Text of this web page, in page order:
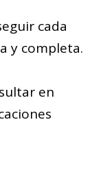
cada
y completa.
en